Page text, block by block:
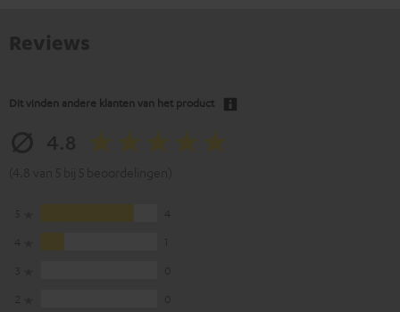
Dit vinden andere klanten van het product